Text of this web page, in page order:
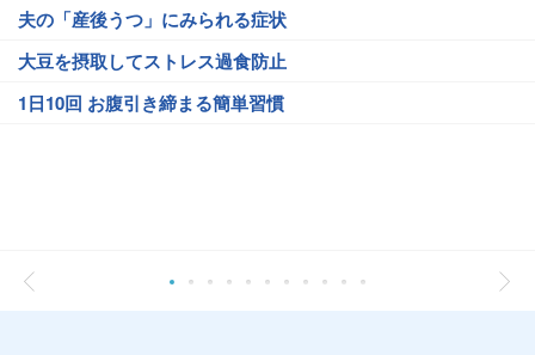
夫の「産後うつ」にみられる症状
大豆を摂取してストレス過食防止
1日10回 お腹引き締まる簡単習慣